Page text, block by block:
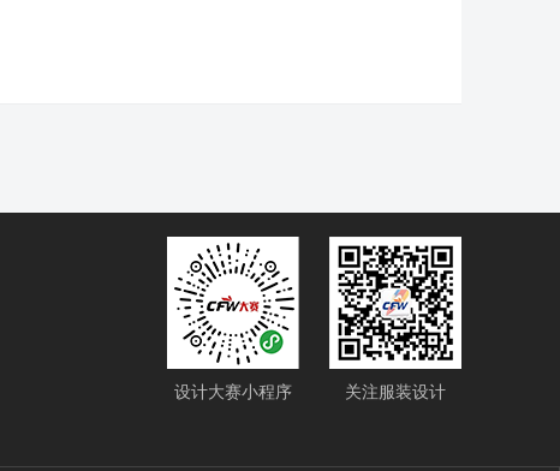
设计大赛小程序 关注服装设计